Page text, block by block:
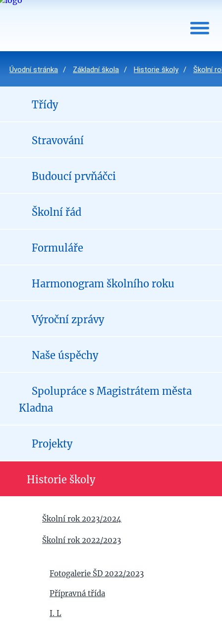
Úvodní stránka Základní škola Historie školy Školní
Třídy
Stravování
Budoucí prvňáčci
Školní řád
Formuláře
Harmonogram školního roku
Výroční zprávy
Naše úspěchy
Spolupráce s Magistrátem města
Kladna
Projekty
Historie školy
Školní rok 2023/2024
Školní rok 2022/2023
Fotogalerie ŠD 2022/2023
Přípravná třída
I. L